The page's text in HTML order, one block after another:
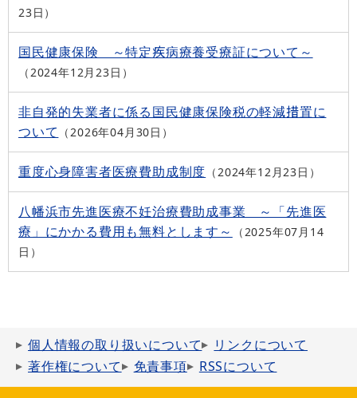
23日
国民健康保険 ～特定疾病療養受療証について～
2024年12月23日
非自発的失業者に係る国民健康保険税の軽減措置に
ついて
2026年04月30日
重度心身障害者医療費助成制度 2024年12月23日
八幡浜市先進医療不妊治療費助成事業 ～「先進医
療」にかかる費用も無料とします～
2025年07月14
日
個人情報の取り扱いについて
リンクについて
著作権について
免責事項 RSSについて